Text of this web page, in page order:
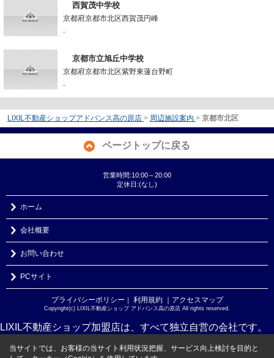
西賀茂中学校
京都府京都市北区西賀茂円峰
-
京都市立旭丘中学校
京都府京都市北区紫野東蓮台野町
-
LIXIL不動産ショップアドバンス高の原店 > 周辺施設案内 > 京都市北区
ページトップに戻る
営業時間:10:00～20:00
定休日:(なし)
ホーム
会社概要
お問い合わせ
PCサイト
プライバシーポリシー ｜ 利用規約 ｜アクセスマップ
Copyright(c) LIXIL不動産ショップ アドバンス高の原店 All rights reserved.
LIXIL不動産ショップ加盟店は、すべて独立自営の会社です。
当サイトでは、お客様の当サイト利用状況把握、サービス向上検討を目的と